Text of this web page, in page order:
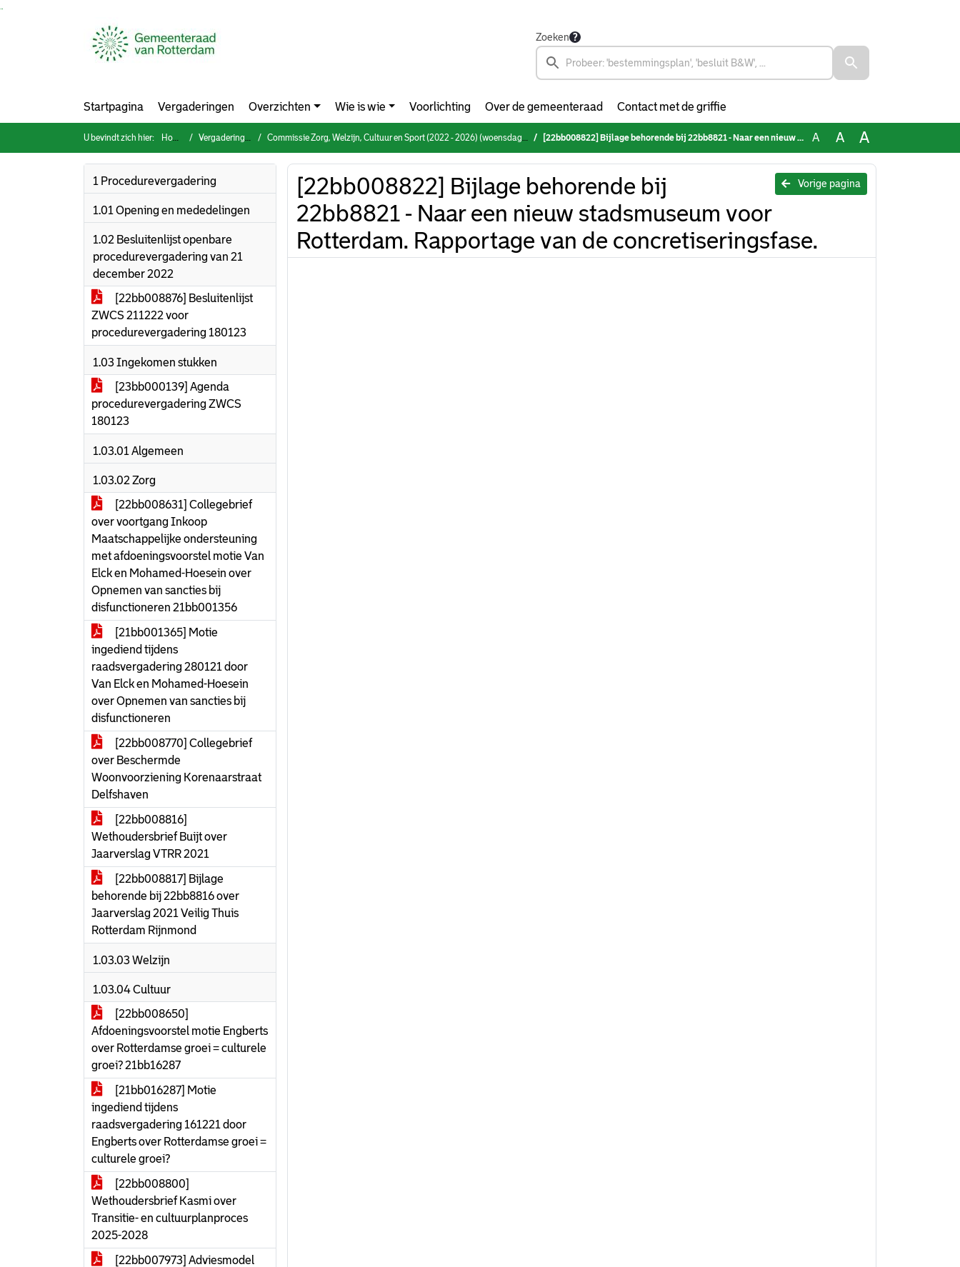
Zoeken
Startpagina Vergaderingen Overzichten Wie is wie Voorlichting Over de gemeenteraad Contact met de griffie
U bevindt zich hier: Home Vergaderingen Commissie Zorg, Welzijn, Cultuur en Sport (2022 - 2026) (woensdag 18 januari 2023) [22bb008822] Bijlage behorende bij 22bb8821 - Naar een nieuw stadsmuseum voor Rotterdam. Rapportage van de concretiseringsfase. A A A
1 Procedurevergadering
1.01 Opening en mededelingen
1.02 Besluitenlijst openbare
procedurevergadering van 21
december 2022
[22bb008876] Besluitenlijst
ZWCS 211222 voor
procedurevergadering 180123
1.03 Ingekomen stukken
[23bb000139] Agenda
procedurevergadering ZWCS
180123
1.03.01 Algemeen
1.03.02 Zorg
[22bb008631] Collegebrief
over voortgang Inkoop
Maatschappelijke ondersteuning
met afdoeningsvoorstel motie Van
Elck en Mohamed-Hoesein over
Opnemen van sancties bij
disfunctioneren 21bb001356
[21bb001365] Motie
ingediend tijdens
raadsvergadering 280121 door
Van Elck en Mohamed-Hoesein
over Opnemen van sancties bij
disfunctioneren
[22bb008770] Collegebrief
over Beschermde
Woonvoorziening Korenaarstraat
Delfshaven
[22bb008816]
Wethoudersbrief Buijt over
Jaarverslag VTRR 2021
[22bb008817] Bijlage
behorende bij 22bb8816 over
Jaarverslag 2021 Veilig Thuis
Rotterdam Rijnmond
1.03.03 Welzijn
1.03.04 Cultuur
[22bb008650]
Afdoeningsvoorstel motie Engberts
over Rotterdamse groei = culturele
groei? 21bb16287
[21bb016287] Motie
ingediend tijdens
raadsvergadering 161221 door
Engberts over Rotterdamse groei =
culturele groei?
[22bb008800]
Wethoudersbrief Kasmi over
Transitie- en cultuurplanproces
2025-2028
[22bb007973] Adviesmodel
Vorige pagina
[22bb008822] Bijlage behorende bij
22bb8821 - Naar een nieuw stadsmuseum voor
Rotterdam. Rapportage van de concretiseringsfase.